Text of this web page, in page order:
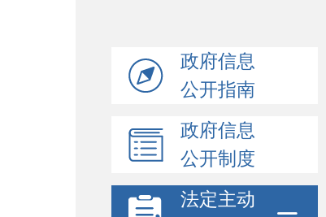
政府信息
公开指南
政府信息
公开制度
法定主动